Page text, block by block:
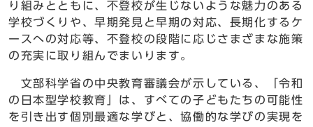
り組みとともに、不登校が生じないような魅力のある
学校づくりや、早期発見と早期の対応、長期化するケ
ースへの対応等、不登校の段階に応じさまざまな施策
の充実に取り組んでまいります。
文部科学省の中央教育審議会が示している、「令和
の日本型学校教育」は、すべての子どもたちの可能性
を引き出す個別最適な学びと、協働的な学びの実現を